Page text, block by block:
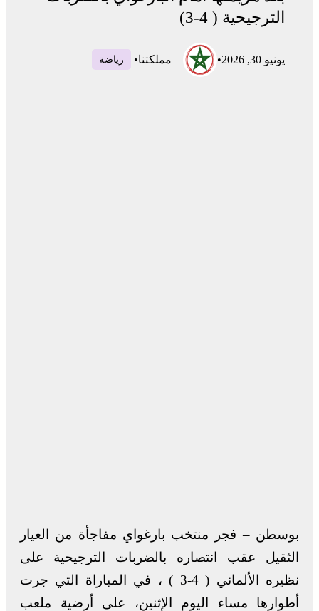
الترجيحية ( 4-3)
يونيو 30, 2026 • مملكتنا• رياضة
بوسطن – فجر منتخب بارغواي مفاجأة من العيار
الثقيل عقب انتصاره بالضربات الترجيحية على
نظيره الألماني ( 4-3 ) ، في المباراة التي جرت
أطوارها مساء اليوم الإثنين، على أرضية ملعب